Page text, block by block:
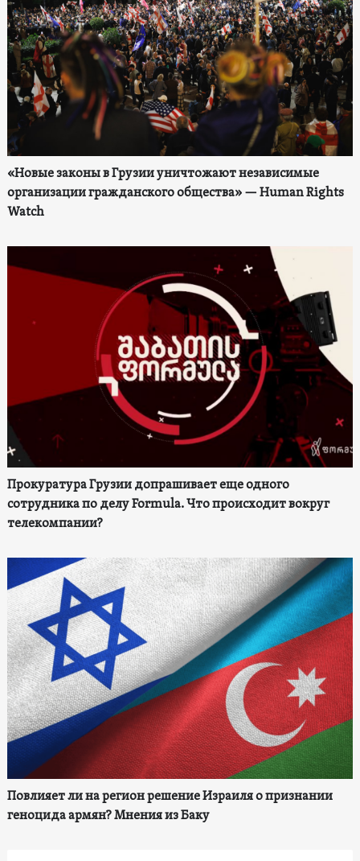
«Новые законы в Грузии уничтожают независимые
организации гражданского общества» — Human Rights
Watch
Прокуратура Грузии допрашивает еще одного
сотрудника по делу Formula. Что происходит вокруг
телекомпании?
Повлияет ли на регион решение Израиля о признании
геноцида армян? Мнения из Баку